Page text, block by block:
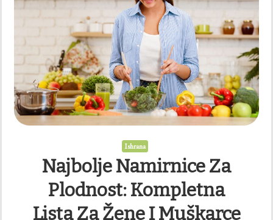
Ishrana
Najbolje Namirnice Za
Plodnost: Kompletna
Lista Za Žene I Muškarce